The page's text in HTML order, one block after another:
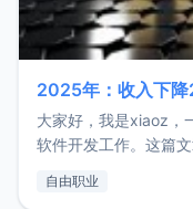
2025年：收入下降
大家好，我是xiaoz，
软件开发工作。这篇
收入下降20%，但却
自由职业